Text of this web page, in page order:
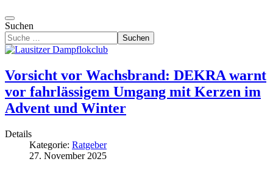
Suchen
Suchen
Vorsicht vor Wachsbrand: DEKRA warnt
vor fahrlässigem Umgang mit Kerzen im
Advent und Winter
Details
Kategorie: Ratgeber
27. November 2025